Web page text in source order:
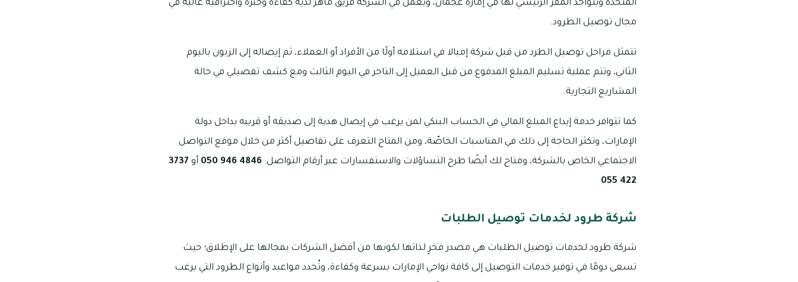
المتحدة ويتواجد المقرّ الرئيسي لها في إمارة عجمان، ويعمل في الشركة فريق ماهر لديه كفاءة وخبرة واحترافية عالية في
مجال توصيل الطرود.
تتمثل مراحل توصيل الطرد من قبل شركة إمبالا في استلامه أولًا من الأفراد أو العملاء، ثم إيصاله إلى الزبون باليوم
الثاني، وتتم عملية تسليم المبلغ المدفوع من قبل العميل إلى التاجر في اليوم الثالث ومع كشف تفصيلي في حالة
المشاريع التجارية.
كما تتوافر خدمة إيداع المبلغ المالي في الحساب البنكي لمن يرغب في إيصال هدية إلى صديقه أو قريبه بداخل دولة
الإمارات، وتكثر الحاجة إلى ذلك في المناسبات الخاصّة، ومن المتاح التعرف على تفاصيل أكثر من خلال موقع التواصل
الاجتماعي الخاص بالشركة، ومتاح لك أيضًا طرح التساؤلات والاستفسارات عبر أرقام التواصل: 4846 946 050 أو 3737
422 055
شركة طرود لخدمات توصيل الطلبات
شركة طرود لخدمات توصيل الطلبات هي مصدر فخرٍ لذاتها لكونها من أفضل الشركات بمجالها على الإطلاق؛ حيث
تسعى دومًا في توفير خدمات التوصيل إلى كافة نواحي الإمارات بسرعة وكفاءة، وتُحدد مواعيد وأنواع الطرود التي يرغب